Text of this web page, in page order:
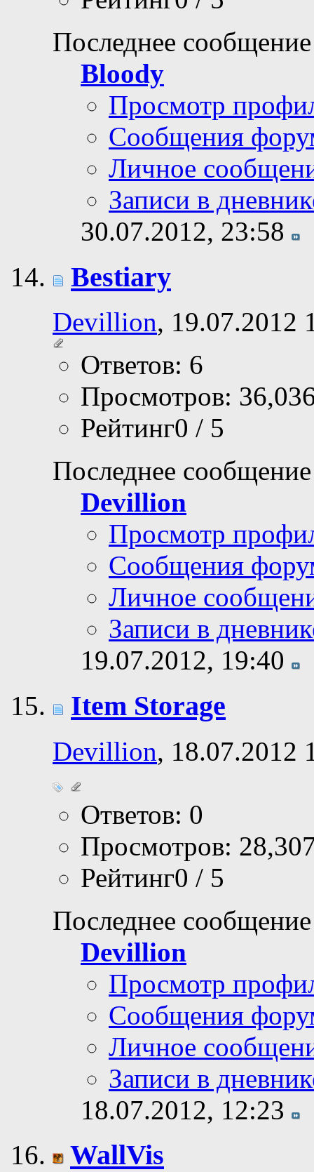
Последнее
Bloody
Просмотр
Сообщения
Личное
Записи в
30.07.2012, 23:58
Bestiary
Devillion, 19.07.2012
Ответов: 6
Просмотров:
Рейтинг0 / 5
Последнее
Devillion
Просмотр
Сообщения
Личное
Записи в
19.07.2012, 19:40
Item Storage
Devillion, 18.07.2012
Ответов: 0
Просмотров:
Рейтинг0 / 5
Последнее
Devillion
Просмотр
Сообщения
Личное
Записи в
18.07.2012, 12:23
WallVis